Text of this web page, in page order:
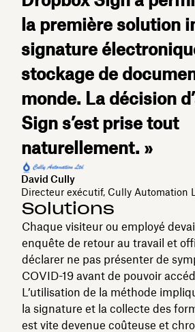
la première solution
signature
stockage de
monde. La décision
Sign s’est prise tout
naturellement. »
David Cully
Directeur exécutif, Cully Automation
Solutions
Chaque visiteur ou employé
enquête de retour au travail et
déclarer ne pas présenter de
COVID-19 avant de pouvoir
L’utilisation de la méthode
la signature et la collecte des
est vite devenue coûteuse et